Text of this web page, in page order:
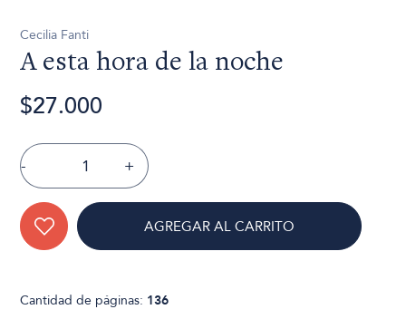
Cecilia Fanti
A esta hora de la noche
$27.000
- +
AGREGAR AL CARRITO
Cantidad de páginas: 136